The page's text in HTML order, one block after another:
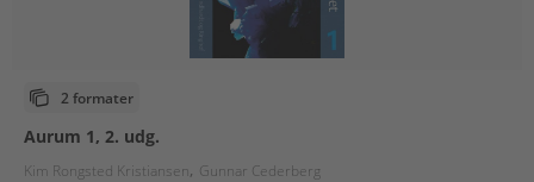
2 formater
Aurum 1, 2. udg.
Kim Rongsted Kristiansen Gunnar Cederberg